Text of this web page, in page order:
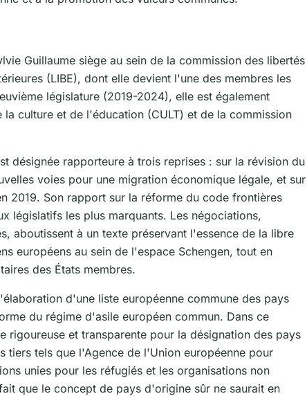
Guillaume siège au sein de la commission des libertés
(LIBE), dont elle devient l'une des membres les
législature (2019-2024), elle est également
culture et de l'éducation (CULT) et de la commission
désignée rapporteure à trois reprises : sur la révision du
voies pour une migration économique légale, et sur
2019. Son rapport sur la réforme du code frontières
législatifs les plus marquants. Les négociations,
aboutissent à un texte préservant l'essence de la libre
européens au sein de l'espace Schengen, tout en
des États membres.
d'une liste européenne commune des pays
du régime d'asile européen commun. Dans ce
rigoureuse et transparente pour la désignation des pays
tiers tels que l'Agence de l'Union européenne pour
unies pour les réfugiés et les organisations non
que le concept de pays d'origine sûr ne saurait en